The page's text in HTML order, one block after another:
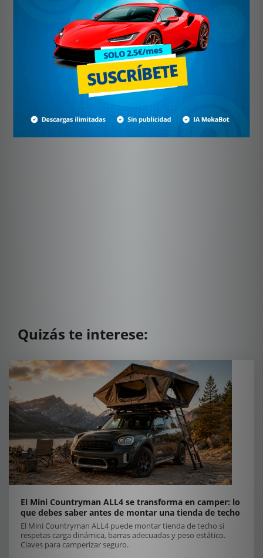
Quizás te interese:
El Mini Countryman ALL4 se transforma en camper: lo
que debes saber antes de montar una tienda de techo
El Mini Countryman ALL4 puede montar tienda de techo si
respetas carga dinámica, barras adecuadas y peso estático.
Claves para camperizar seguro.